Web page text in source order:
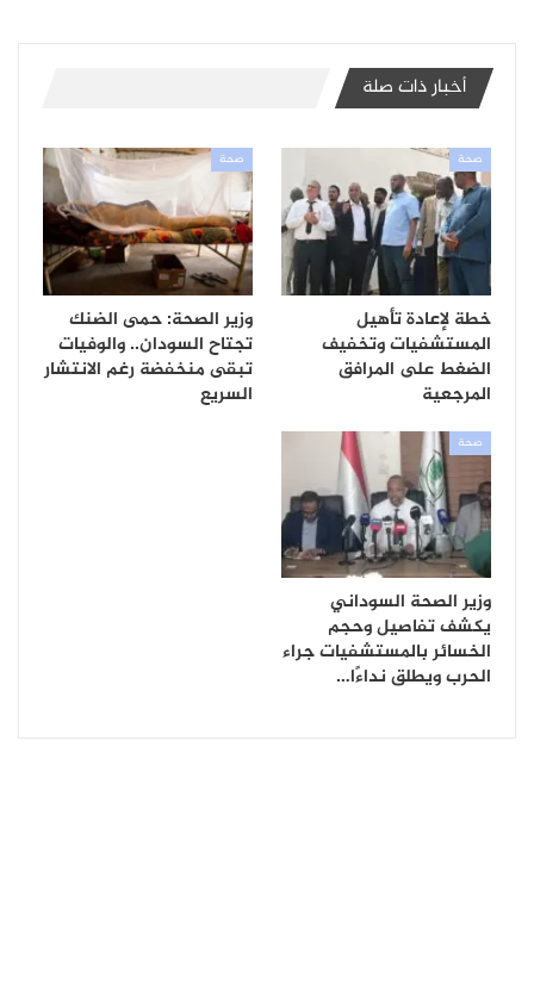
أخبار ذات صلة
صحة
خطة لإعادة تأهيل
المستشفيات وتخفيف
الضغط على المرافق
المرجعية
صحة
وزير الصحة: حمى الضنك
تجتاح السودان.. والوفيات
تبقى منخفضة رغم الانتشار
السريع
صحة
وزير الصحة السوداني
يكشف تفاصيل وحجم
الخسائر بالمستشفيات جراء
الحرب ويطلق نداءًا…